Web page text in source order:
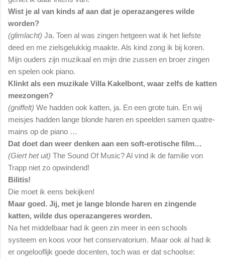
Wist je al van kinds af aan dat je operazangeres wilde
worden?
(glimlacht) Ja. Toen al was zingen hetgeen wat ik het liefste
deed en me zielsgelukkig maakte. Als kind zong ik bij koren.
Mijn ouders zijn muzikaal en mijn drie zussen en broer zingen
en spelen ook piano.
Klinkt als een muzikale Villa Kakelbont, waar zelfs de katten
meezongen?
(gniffelt) We hadden ook katten, ja. En een grote tuin. En wij
meisjes hadden lange blonde haren en speelden samen quatre-
mains op de piano …
Dat doet dan weer denken aan een soft-erotische film…
(Giert het uit) The Sound Of Music? Al vind ik de familie von
Trapp niet zo opwindend!
Bilitis!
Die moet ik eens bekijken!
Maar goed. Jij, met je lange blonde haren en zingende
katten, wilde dus operazangeres worden.
Na het middelbaar had ik geen zin meer in een schools
systeem en koos voor het conservatorium. Maar ook al had ik
er ongelooflijk goede docenten, toch was er dat schoolse: